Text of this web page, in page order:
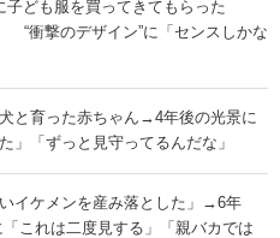
ども服を買ってきてもらった
衝撃のデザイン”に「センスしかな
と育った赤ちゃん→4年後の光景に
」「ずっと見守ってるんだな」
イケメンを産み落とした」→6年
これは二度見する」「親バカでは